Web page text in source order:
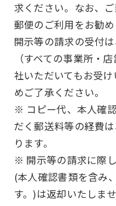
求ください。なお、
郵便のご利用をお勧め
開示等の請求の受付
（すべての事業所・
社いただいてもお受
めご了承ください。
※ コピー代、本人確
だく郵送料等の経費
ります。
※ 開示等の請求に際
(本人確認書類を含み
す。)は返却いたしま